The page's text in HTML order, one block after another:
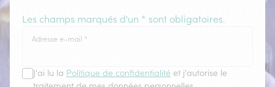
Les champs marqués d'un * sont obligatoires.
Adresse e-mail *
J'ai lu la Politique de confidentialité et j'autorise le